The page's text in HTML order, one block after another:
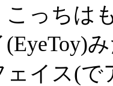
こっちは
イス(